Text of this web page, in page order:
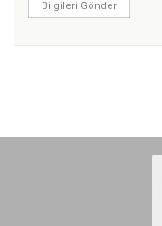
Bilgileri Gönder